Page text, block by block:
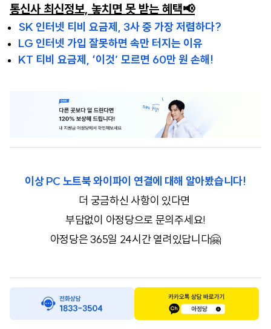
통신사 최신정보, 놓치면 못 받는 혜택📢
SK 인터넷 티비 요금제, 3사 중 가장 저렴하다?
LG 인터넷 가입 잘못하면 속만 터지는 이유
KT 티비 요금제, ‘이것’ 모르면 60만 원 손해!
이상 PC 노트북 와이파이 연결에 대해 알아봤습니다!
더 궁금하신 사항이 있다면
부담없이 아정당으로 문의주세요!
아정당은 365일 24시간 열려있답니다🤗